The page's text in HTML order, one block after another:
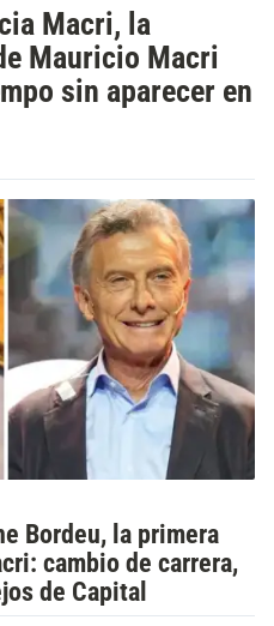
Macri, la
Mauricio Macri
sin aparecer en
Bordeu, la primera
cambio de carrera,
de Capital